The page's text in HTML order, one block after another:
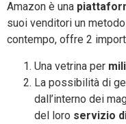
Amazon è una
suoi venditori un
contempo, offre 2
Una vetrina per
La possibilità di
dall’interno dei
del loro servizio